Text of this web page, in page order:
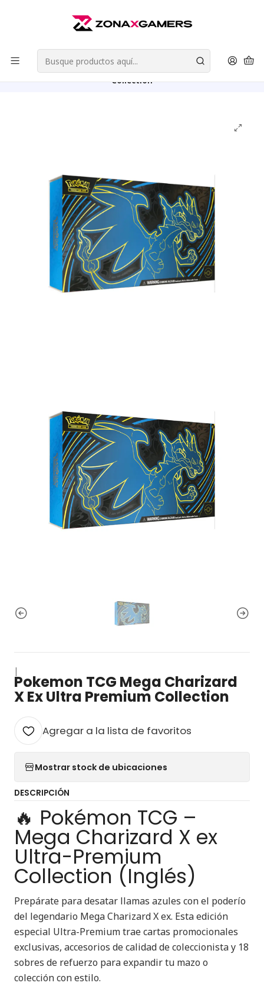
Retiros en Providencia
Leer más
Inicio Cartas Coleccionables Pokemon TCG
Mega Evolution: Phantasmal Flames
Pokemon TCG Mega Charizard X Ex Ultra Premium
Collection
|
Pokemon TCG Mega Charizard
X Ex Ultra Premium Collection
Agregar a la lista de favoritos
Mostrar stock de ubicaciones
DESCRIPCIÓN
🔥 Pokémon TCG –
Mega Charizard X ex
Ultra-Premium
Collection (Inglés)
Prepárate para desatar llamas azules con el poderío
del legendario Mega Charizard X ex. Esta edición
especial Ultra-Premium trae cartas promocionales
exclusivas, accesorios de calidad de coleccionista y 18
sobres de refuerzo para expandir tu mazo o
colección con estilo.